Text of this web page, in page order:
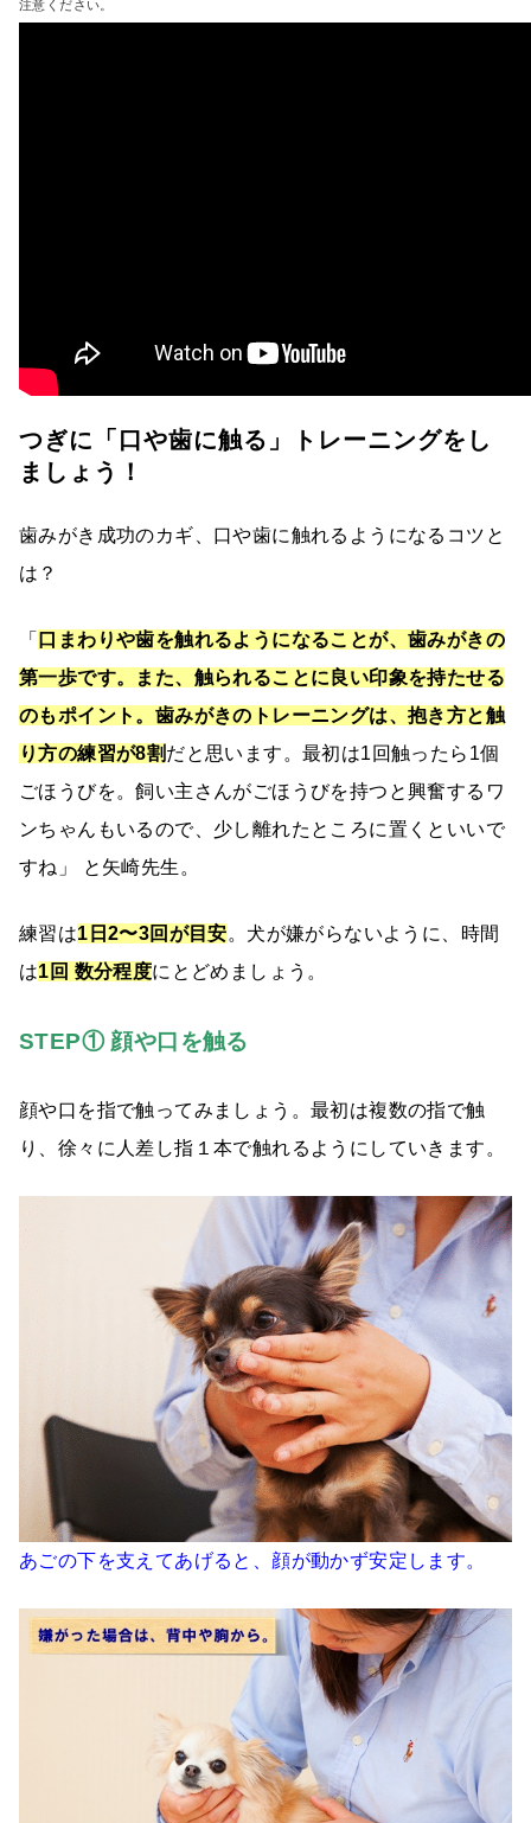
注意ください。
つぎに「口や歯に触る」トレーニングをし
ましょう！
歯みがき成功のカギ、口や歯に触れるようになるコツと
は？
「 口まわりや歯を触れるようになることが、歯みがきの
第一歩です。また、触られることに良い印象を持たせる
のもポイント。歯みがきのトレーニングは、抱き方と触
り方の練習が8割だと思います。最初は1回触ったら1個
ごほうびを。飼い主さんがごほうびを持つと興奮するワ
ンちゃんもいるので、少し離れたところに置くといいで
すね」 と矢崎先生。
練習は1日2〜3回が目安。犬が嫌がらないように、時間
は1回 数分程度にとどめましょう。
STEP① 顔や口を触る
顔や口を指で触ってみましょう。最初は複数の指で触
り、徐々に人差し指１本で触れるようにしていきます。
あごの下を支えてあげると、顔が動かず安定します。